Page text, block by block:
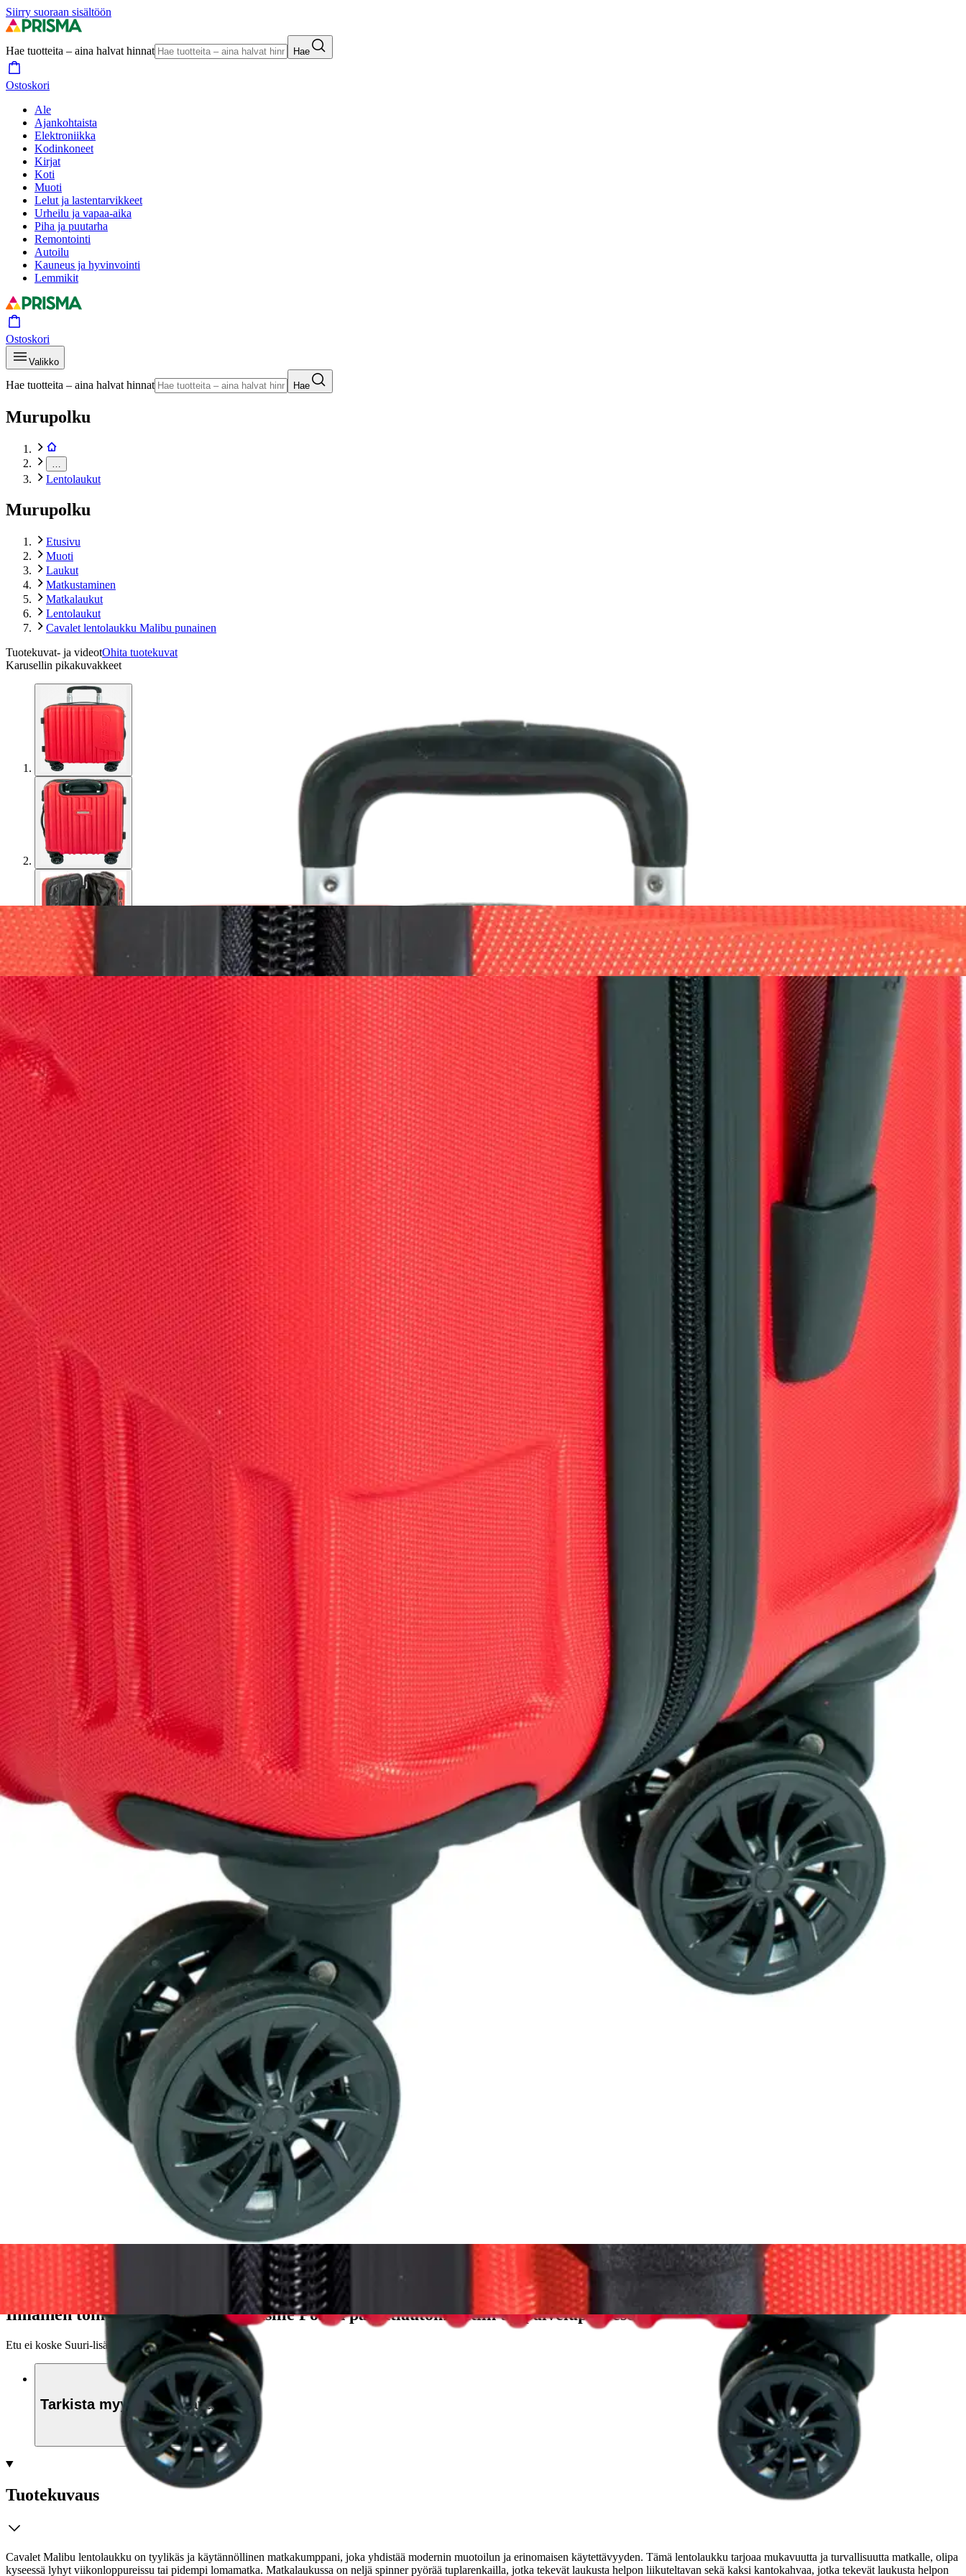
Siirry suoraan sisältöön
Hae tuotteita – aina halvat hinnat Hae
Ostoskori
Ale
Ajankohtaista
Elektroniikka
Kodinkoneet
Kirjat
Koti
Muoti
Lelut ja lastentarvikkeet
Urheilu ja vapaa-aika
Piha ja puutarha
Remontointi
Autoilu
Kauneus ja hyvinvointi
Lemmikit
Ostoskori
Valikko
Hae tuotteita – aina halvat hinnat Hae
Murupolku
Lentolaukut
Murupolku
Etusivu
Muoti
Laukut
Matkustaminen
Matkalaukut
Lentolaukut
Cavalet lentolaukku Malibu punainen
Tuotekuvat- ja videotOhita tuotekuvat
Karusellin pikakuvakkeet
Asiakasomistaja-alennus-15 %
Avaa kuva suurempana
Avaa kuva suurempana
Avaa kuva suurempana
Avaa kuva suurempana
Avaa kuva suurempana
Karusellin nuolipainikkeet
Seuraava
Karusellin pikakuvakkeet
Cavalet lentolaukku Malibu punainen
arvio
89,95 €
Ilmainen
Siirry valitsemaan myymälä
Toimitus
Kotiin tai noutopisteeseenAlk. 0 €
Ilmainen toimitus yli 100 €:n tilauksille Postin pakettiautomaattiin tai palvelupisteeseen!
Etu ei koske Suuri‑lisäpalvelulla toimitettavia tuotteita.
Tarkista myymäläsaatavuus
Tuotekuvaus
Cavalet Malibu lentolaukku on tyylikäs ja käytännöllinen matkakumppani, joka yhdistää modernin muotoilun ja erinomaisen käytettävyyden. Tämä lentolaukku tarjoaa mukavuutta ja turvallisuutta matkalle, olipa
kyseessä lyhyt viikonloppureissu tai pidempi lomamatka. Matkalaukussa on neljä spinner pyörää tuplarenkailla, jotka tekevät laukusta helpon liikuteltavan sekä kaksi kantokahvaa, jotka tekevät laukusta helpon